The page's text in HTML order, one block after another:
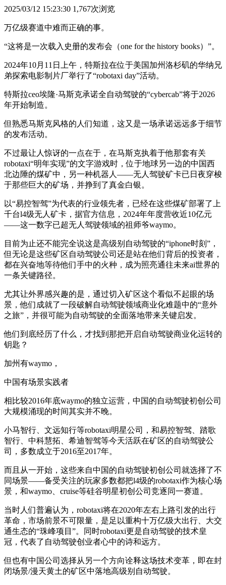
2025/03/12 15:23:30 1,767次浏览
万亿级赛道中难而正确的事。
“这将是一次载入史册的发布会（one for the history books）”。
2024年10月11日上午，特斯拉在位于美国加州洛杉矶的华纳兄
弟探索电影制片厂举行了“robotaxi day”活动。
特斯拉ceo埃隆·马斯克承诺全自动驾驶的“cybercab”将于2026
年开始制造。
但熟悉马斯克风格的人们知道，这又是一场承诺远远多于细节
的发布活动。
不过最让人惊讶的一点在于，在马斯克执着于他那套有关
robotaxi“明年实现”的文字游戏时，位于地球另一边的中国西
北边陲的煤矿中，另一种机器人——无人驾驶矿卡已日夜穿梭
于那些巨大的矿场，并挣到了真金白银。
以“易控智驾”为代表的行业领先者，已经在这些煤矿部署了上
千台l4级无人矿卡，据官方信息，2024年年度营收近10亿元
——这一数字已超无人驾驶领域的祖师爷waymo。
目前为止还不能完全说这是高级别自动驾驶的“iphone时刻”，
但无论是这些矿区自动驾驶公司还是站在他们背后的投资者，
都在兴奋地等待他们手中的火种，成为照亮通往未来ai世界的
一条关键路径。
尤其让外界感兴趣的是，通过切入矿区这个看似不起眼的场
景，他们成就了一段破解自动驾驶领域商业化难题中的“意外
之旅”，并很可能为自动驾驶的全面落地带来关键启发。
他们到底经历了什么，才找到那把开启自动驾驶商业化运转的
钥匙？
加州有waymo，
中国有场景实践者
相比较2016年底waymo的独立运营，中国的自动驾驶初创公司
大规模涌现的时间其实并不晚。
小马智行、文远知行等robotaxi明星公司，和易控智驾、踏歌
智行、中科慧拓、希迪智驾等今天活跃在矿区的自动驾驶公
司，多数成立于2016至2017年。
而且从一开始，这些来自中国的自动驾驶初创公司就选择了不
同场景——备受关注的玩家多数都把l4级的robotaxi作为核心场
景，和waymo、cruise等硅谷明星初创公司竞逐同一赛道。
当时人们普遍认为，robotaxi将在2020年左右上路引发的出行
革命，市场前景不可限量，是足以重构十万亿级大出行、大交
通生态的“珠峰项目”。同时robotaxi更是自动驾驶的技术皇
冠，代表了自动驾驶创业者心中的诗和远方。
但也有中国公司选择从另一个方向诠释这场技术变革，即在封
闭场景/漫天黄土的矿区中落地高级别自动驾驶。